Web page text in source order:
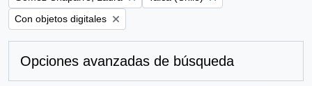
Remove filter:
Con objetos digitales
Opciones avanzadas de búsqueda